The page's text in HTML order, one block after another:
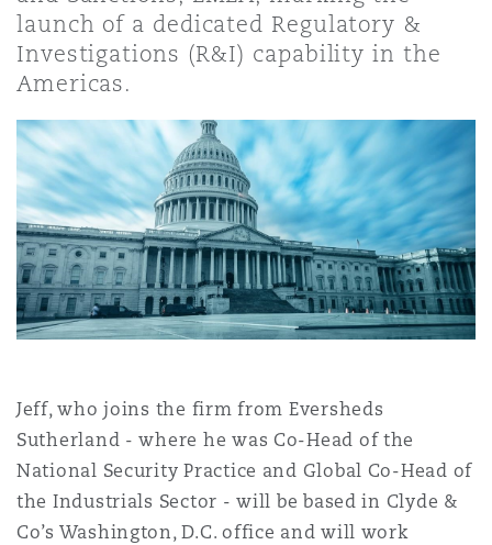
Entretien, réparation et
Droit aérien commercial
Droit réglementaire
Satellites et espace
Droit maritime
Risques politiques et crédit
Assurance biens
Bator
Jersey
York
The St Botolph Building
launch of a dedicated Regulatory &
Investigations (R&I) capability in the
Americas.
Jeff, who joins the firm from Eversheds
Sutherland - where he was Co-Head of the
National Security Practice and Global Co-Head of
the Industrials Sector - will be based in Clyde &
Co’s Washington, D.C. office and will work